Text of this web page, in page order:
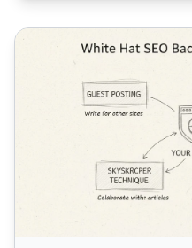
Mik azok a white hat SEO